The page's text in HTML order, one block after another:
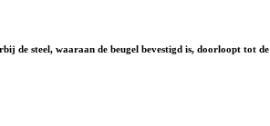
de steel, waaraan de beugel bevestigd is, doorloopt tot